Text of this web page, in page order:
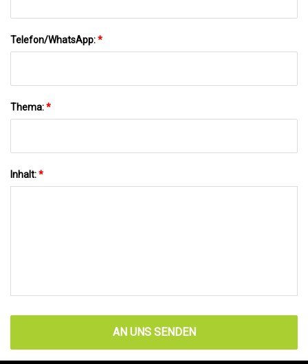
Telefon/WhatsApp:*
Thema:*
Inhalt:*
AN UNS SENDEN